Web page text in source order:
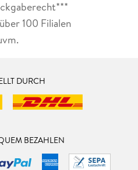
100 Filialen
DURCH
BEZAHLEN